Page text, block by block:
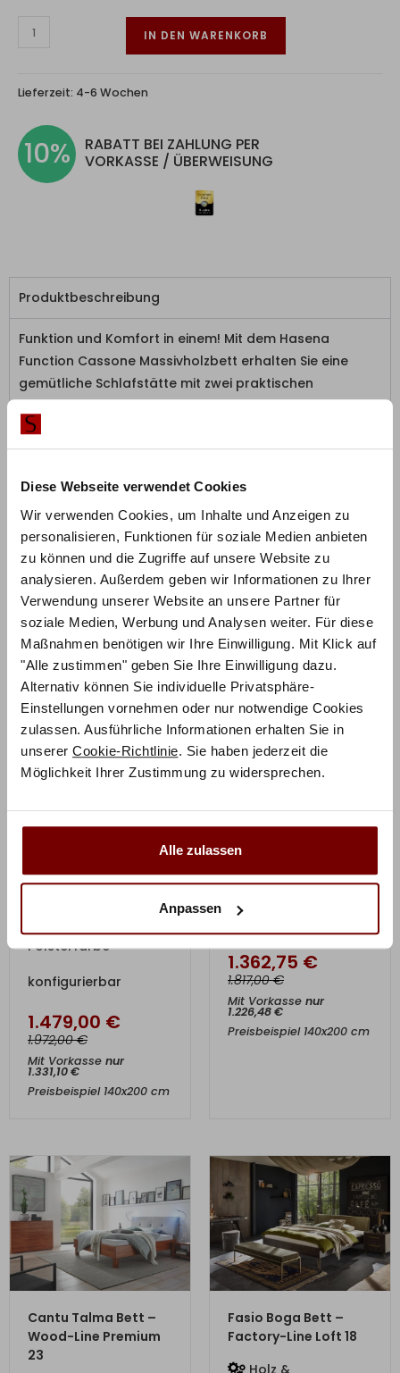
Diese Webseite verwendet Cookies
Wir verwenden Cookies, um Inhalte und Anzeigen zu
personalisieren, Funktionen für soziale Medien anbieten
zu können und die Zugriffe auf unsere Website zu
analysieren. Außerdem geben wir Informationen zu Ihrer
Verwendung unserer Website an unsere Partner für
soziale Medien, Werbung und Analysen weiter. Für diese
Maßnahmen benötigen wir Ihre Einwilligung. Mit Klick auf
"Alle zustimmen" geben Sie Ihre Einwilligung dazu.
Alternativ können Sie individuelle Privatsphäre-
Einstellungen vornehmen oder nur notwendige Cookies
zulassen. Ausführliche Informationen erhalten Sie in
unserer Cookie-Richtlinie. Sie haben jederzeit die
Möglichkeit Ihrer Zustimmung zu widersprechen.
Alle zulassen
Anpassen
IN DEN WARENKORB
Lieferzeit: 4-6 Wochen
10%
RABATT BEI ZAHLUNG PER
VORKASSE / ÜBERWEISUNG
Produktbeschreibung
Funktion und Komfort in einem! Mit dem Hasena
Function Cassone Massivholzbett erhalten Sie eine
gemütliche Schlafstätte mit zwei praktischen
Herstellerinformation
Ähnliche Produkte
Syma 18
Polsterfarbe
konfigurierbar
1.479,00 €
1.972,00€
Mit Vorkasse nur
1.331,10€
Preisbeispiel 140x200 cm
ZUM PRODUKT
23
Holz
1.362,75 €
1.817,00€
Mit Vorkasse nur
1.226,48€
Preisbeispiel 140x200 cm
Cantu Talma Bett –
Wood-Line Premium
23
Fasio Boga Bett –
Factory-Line Loft 18